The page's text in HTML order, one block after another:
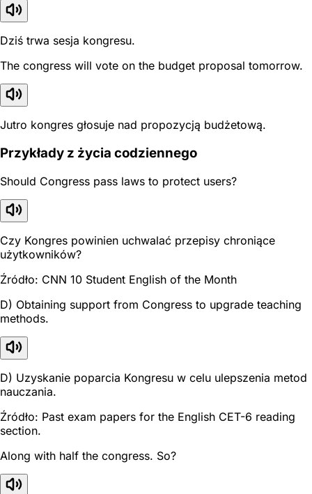
Dziś trwa sesja kongresu.
The congress will vote on the budget proposal tomorrow.
Jutro kongres głosuje nad propozycją budżetową.
Przykłady z życia codziennego
Should Congress pass laws to protect users?
Czy Kongres powinien uchwalać przepisy chroniące
użytkowników?
Źródło: CNN 10 Student English of the Month
D) Obtaining support from Congress to upgrade teaching
methods.
D) Uzyskanie poparcia Kongresu w celu ulepszenia metod
nauczania.
Źródło: Past exam papers for the English CET-6 reading
section.
Along with half the congress. So?